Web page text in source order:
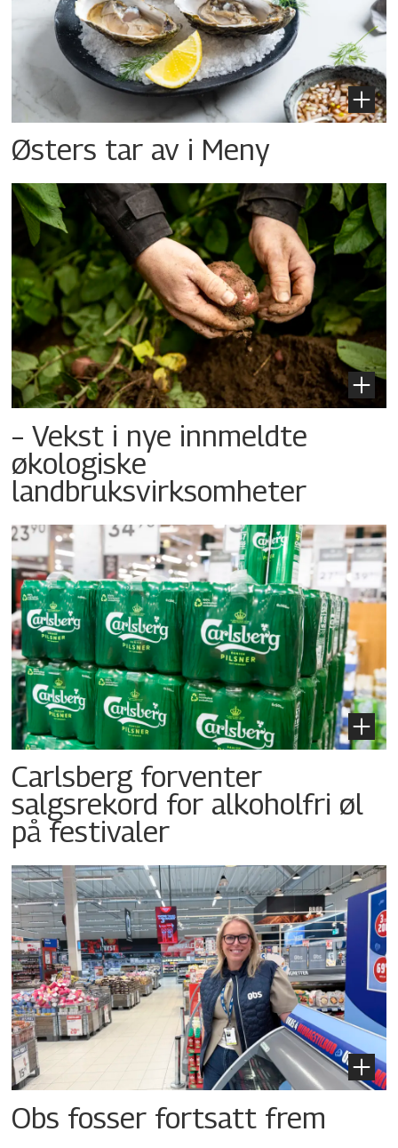
Østers tar av i Meny
– Vekst i nye innmeldte
økologiske
landbruksvirksomheter
Carlsberg forventer
salgsrekord for alkoholfri øl
på festivaler
Obs fosser fortsatt frem